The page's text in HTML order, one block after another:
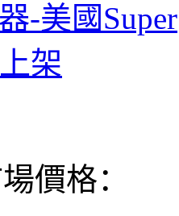
-美國Super
上架
價格：